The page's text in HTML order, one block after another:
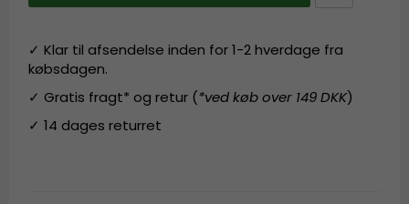
✓ Klar til afsendelse inden for 1-2 hverdage fra
købsdagen.
✓ Gratis fragt* og retur (*ved køb over 149 DKK)
✓ 14 dages returret